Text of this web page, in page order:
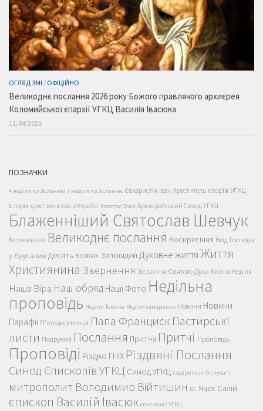
ОГЛЯД ЗМІ / ОФІЦІЙНО
Великоднє послання 2026 року Божого правлячого архиєрея
Коломийської єпархії УГКЦ Василія Івасюка
11/04/2026
ПОЗНАЧКИ
4 неділя по Зісланню 7 неділя по Зісланню Євхаристія Іван Хреститель Історія УГКЦ
Історія християнства в Україні Апостол Тома Архиєрейський Синод УГКЦ
Блаженніший Святослав Шевчук
Богоявлення Великоднє послання Воскресіння Вхід Господа
у Єрусалим Десять Божих Заповідей Духовне життяЖиття
Християнина Звернення Зіслання Святого Духа Квітна Неділя
Наша Віра Наш обряд Наші Фото Недільна
проповідь Неділя Томина Неділя самарянки Новини Новини
Парафії П'ятидесятниця Папа Франциск Пастирські
листи Подружжя Послання Притча Притчі Проповідь
Проповіді Різдво ГНІХ Різдвяні Послання
Синод Єпископів УГКЦ Синод УГКЦ гадаринські біснуваті
митрополит Володимир Війтишин о. Яцек Салій
єпископ Василій Івасюк єпископат УГКЦ